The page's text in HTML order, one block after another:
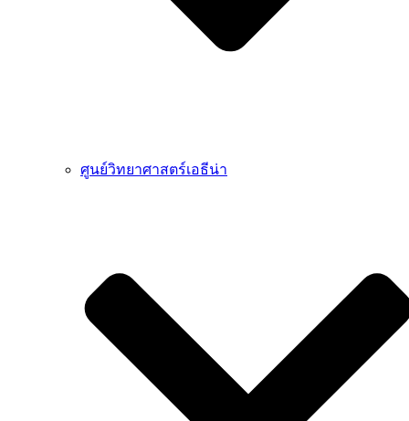
ศูนย์วิทยาศาสตร์เอธีน่า